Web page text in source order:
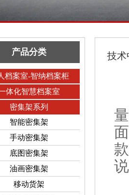
产品分类
档案室-智纳档案柜
体化智慧档案室
密集架系列
智能密集架
手动密集架
底图密集架
油画密集架
移动货架
技术